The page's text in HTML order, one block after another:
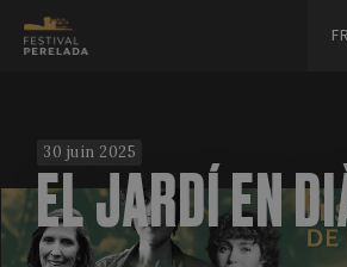
FR
30 juin 2025
EL JARDÍ EN